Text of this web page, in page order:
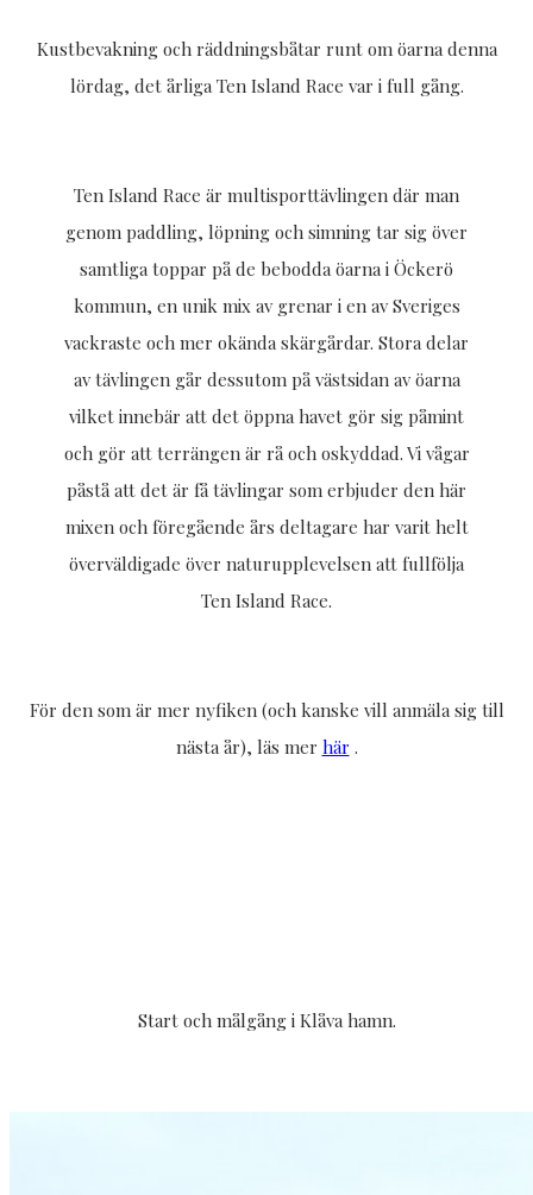
Kustbevakning och räddningsbåtar runt om öarna denna
lördag, det årliga Ten Island Race var i full gång.
Ten Island Race är multisporttävlingen där man
genom paddling, löpning och simning tar sig över
samtliga toppar på de bebodda öarna i Öckerö
kommun, en unik mix av grenar i en av Sveriges
vackraste och mer okända skärgårdar. Stora delar
av tävlingen går dessutom på västsidan av öarna
vilket innebär att det öppna havet gör sig påmint
och gör att terrängen är rå och oskyddad. Vi vågar
påstå att det är få tävlingar som erbjuder den här
mixen och föregående års deltagare har varit helt
överväldigade över naturupplevelsen att fullfölja
Ten Island Race.
För den som är mer nyfiken (och kanske vill anmäla sig till
nästa år), läs mer här .
Start och målgång i Klåva hamn.